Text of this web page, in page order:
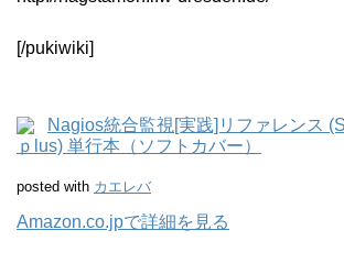
[/pukiwiki]
Nagios統合監視[実践]リファレンス
ｐlus) 単行本（ソフトカバー）
posted with カエレバ
Amazon.co.jpで詳細を見る